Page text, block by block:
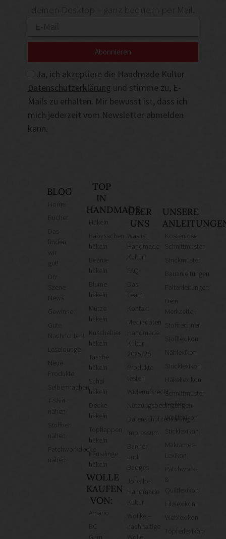
deinen Desktop – ganz bequem per Mail.
Ja, ich akzeptiere die Handmade Kultur
Datenschutzerklärung und stimme zu, E-
Mails zu erhalten. Mir bewusst ist, dass ich
mich jederzeit vom Newsletter abmelden
kann.
Abonnieren
BLOG
finden
gut!
News
Gute
Nachrichten!
Leselounge
Neue
Produkte
Selbermachen
T-Shirt
Stofftier
Patchworkdecke
TOP
IN
HANDMADE
häkeln
häkeln
Mütze
häkeln
Kuscheltier
Tasche
häkeln
häkeln
Topflappen
häkeln
Fäustlinge
häkeln
WOLLE
KAUFEN
VON:
ÜBER
UNS
Was ist
Kultur?
Das
Team
Kontakt
Mediadaten
Kultur
2025/26
Produkte
testen
Widerrufsrecht
Nutzungsbedingungen
Datenschutzerklärung
Kultur
Wollke –
nachhaltige
UNSERE
Kostenlose
Schnittmuster
Strickmuster
Bauanleitungen
Faltanleitungen
Merkzettel
Stoffrechner
Stofflexikon
Nählexikon
Stricklexikon
Häkellexikon
Schnittmuster-
Lexikon
Wolllexikon
Sticklexikon
Makramee-
Lexikon
Patchwork-
&
Quiltlexikon
Filzlexikon
Weblexikon
Töpferlexikon